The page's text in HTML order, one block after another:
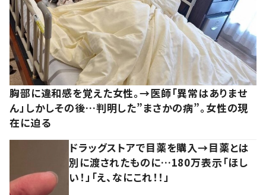
胸部に違和感を覚えた女性。→医師「異常はありませ
ん」しかしその後…判明した”まさかの病”。女性の現
在に迫る
ドラッグストアで目薬を購入→目薬とは
別に渡されたものに…180万表示「ほし
い！」「え、なにこれ！！」